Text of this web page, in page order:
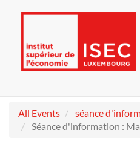
All Events
séance
Séance d'information :